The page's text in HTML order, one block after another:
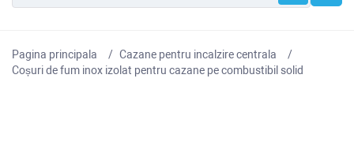
Pagina principala
Cazane pentru incalzire centrala
Coșuri de fum inox izolat pentru cazane pe combustibil solid